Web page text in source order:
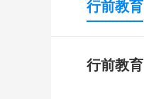
行前教育
行前教育